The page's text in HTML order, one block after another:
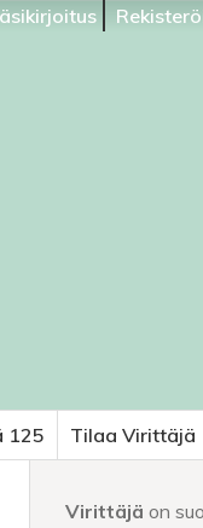
125 Tilaa Virittäjä
Virittäjä on